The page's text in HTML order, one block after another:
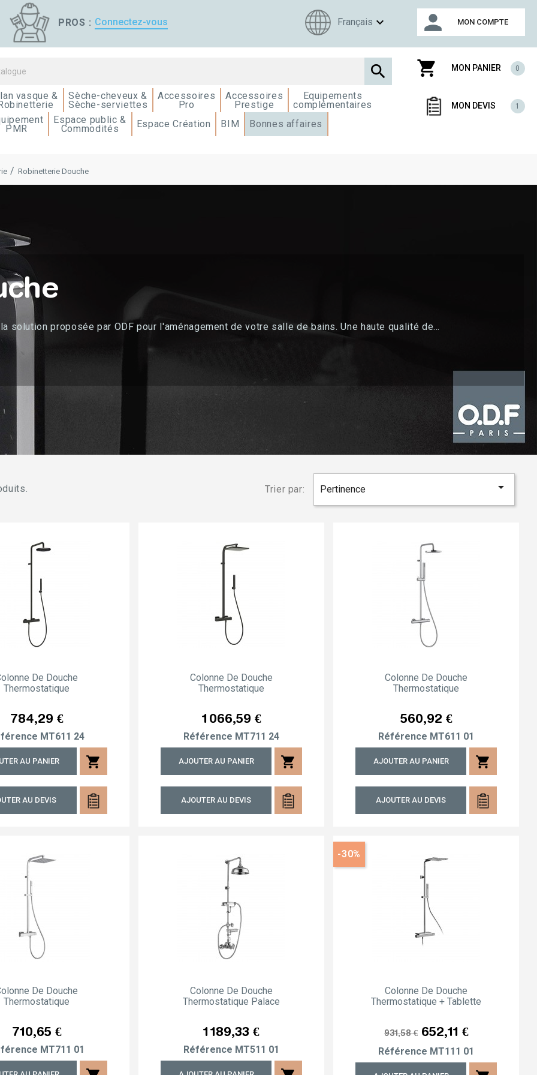
PROS : Connectez-vous Français expand_more person MON COMPTE

vasque & Sèche-cheveux &
Sèche-serviettes
Accessoires
Pro
Accessoires
Prestige
Equipements
complémentaires
PMR
Espace public &
Commodités Espace Création BIM Bonnes affaires
shopping_cart MON PANIER 0
MON DEVIS 1
Robinetterie Douche
solution proposée par ODF pour l'aménagement de votre salle de bains. Une haute qualité de...
Trier par: Pertinence 
De Douche
Thermostatique
Prix
784,29 €
MT611 24
AU PANIER shopping_cart
AU DEVIS
Colonne De Douche
Thermostatique
Prix
1 066,59 €
Référence MT711 24
AJOUTER AU PANIER shopping_cart
AJOUTER AU DEVIS
Colonne De Douche
Thermostatique
Prix
560,92 €
Référence MT611 01
AJOUTER AU PANIER shopping_cart
AJOUTER AU DEVIS
De Douche
Thermostatique
Prix
710,65 €
MT711 01
Colonne De Douche
Thermostatique Palace
Prix
1 189,33 €
Référence MT511 01
Colonne De Douche
Thermostatique + Tablette
Prix
931,58 € Prix
652,11 €
Référence MT111 01
-30%